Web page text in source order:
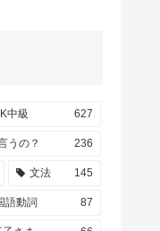
中級 627
うの？ 236
文法 145
語動詞 87